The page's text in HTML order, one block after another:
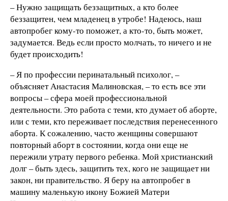
– Нужно защищать беззащитных, а кто более
беззащитен, чем младенец в утробе! Надеюсь, наш
автопробег кому-то поможет, а кто-то, быть может,
задумается. Ведь если просто молчать, то ничего и не
будет происходить!
– Я по профессии перинатальный психолог, –
объясняет Анастасия Малиновская, – то есть все эти
вопросы – сфера моей профессиональной
деятельности. Это работа с теми, кто думает об аборте,
или с теми, кто переживает последствия перенесенного
аборта. К сожалению, часто женщины совершают
повторный аборт в состоянии, когда они еще не
пережили утрату первого ребенка. Мой христианский
долг – быть здесь, защитить тех, кого не защищает ни
закон, ни правительство. Я беру на автопробег в
машину маленькую икону Божией Матери